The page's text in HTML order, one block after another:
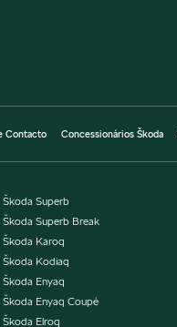
Contacto Concessionários Škoda
Škoda Superb
Škoda Superb Break
Škoda Karoq
Škoda Kodiaq
Škoda Enyaq
Škoda Enyaq Coupé
Škoda Elroq